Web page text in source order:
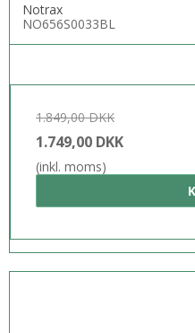
Notrax
NO656S0033BL
1.849,00 DKK
1.749,00 DKK
(inkl. moms)